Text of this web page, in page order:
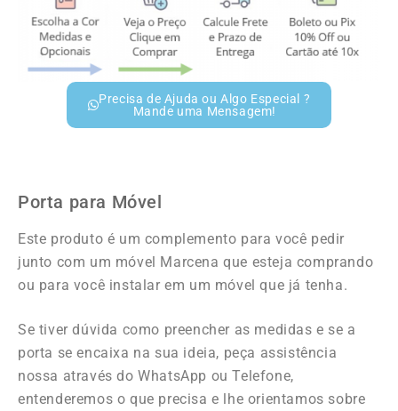
Precisa de Ajuda ou Algo Especial ?
Mande uma Mensagem!
Porta para Móvel
Este produto é um complemento para você pedir
junto com um móvel Marcena que esteja comprando
ou para você instalar em um móvel que já tenha.
Se tiver dúvida como preencher as medidas e se a
porta se encaixa na sua ideia, peça assistência
nossa através do WhatsApp ou Telefone,
entenderemos o que precisa e lhe orientamos sobre